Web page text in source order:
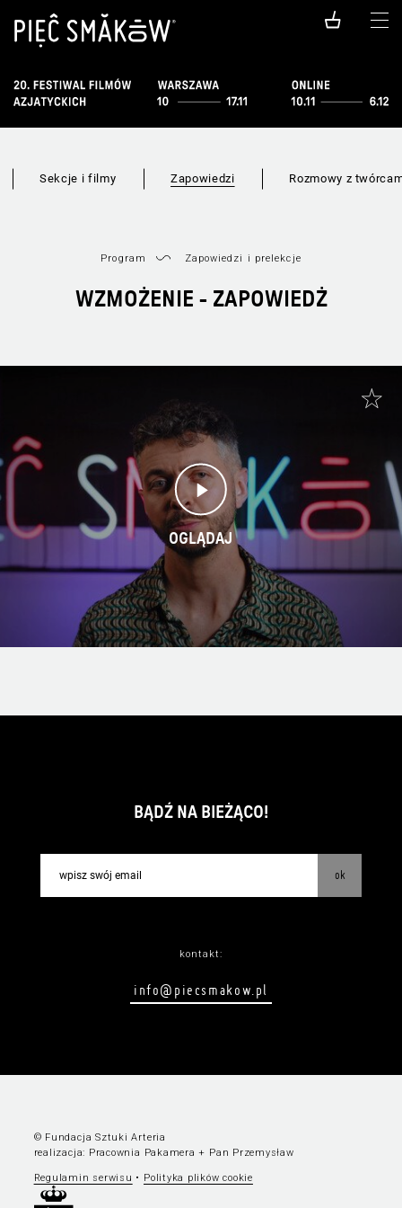
Sekcje i filmy Zapowiedzi Rozmowy z
Program Zapowiedzi i prelekcje
WZMOŻENIE - ZAPOWIEDŻ
OGLĄDAJ
BĄDŹ NA BIEŻĄCO!
ok
kontakt:
info@piecsmakow.pl
© Fundacja Sztuki Arteria
realizacja: Pracownia Pakamera + Pan Przemysław
Regulamin serwisu • Polityka plików cookie